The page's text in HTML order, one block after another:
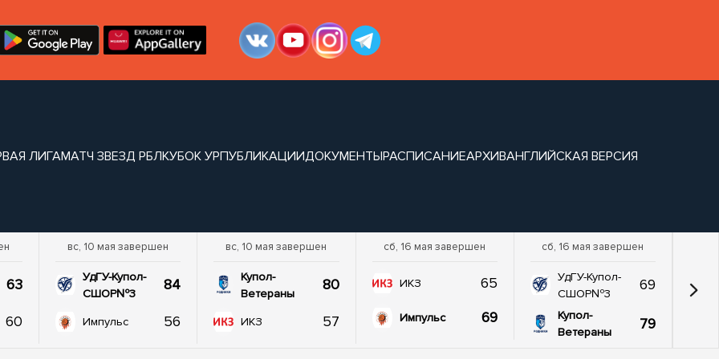
ЛИГАМАТЧ ЗВЕЗД РБЛКУБОК УРПУБЛИКАЦИИДОКУМЕНТЫРАСПИСАНИЕАРХИВАНГЛИЙСКАЯ ВЕРСИЯ
63
60
вс, 10 мая завершен
УдГУ-Купол-
СШОР№3
84
Импульс 56
вс, 10 мая завершен
Купол-
Ветераны
80
ИКЗ 57
сб, 16 мая завершен
ИКЗ 65
Импульс 69
сб, 16 мая завершен
УдГУ-Купол-
СШОР№3
69
Купол-
Ветераны
79